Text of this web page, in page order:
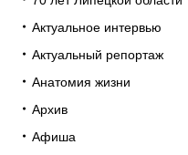
Актуальное интервью
Актуальный репортаж
Анатомия жизни
Архив
Афиша